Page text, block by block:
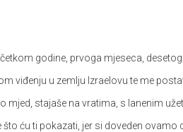
godine, prvoga mjeseca,
viđenju u zemlju Izraelovu te me
mjed, stajaše na vratima, s lanenim
ću ti pokazati, jer si doveden ovamo